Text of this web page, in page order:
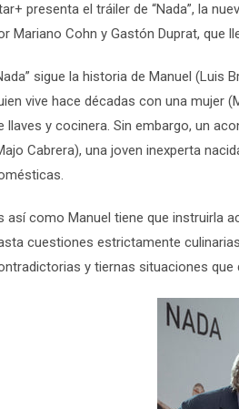
presenta el tráiler de “Nada”, la
Mariano Cohn y Gastón Duprat, que
sigue la historia de Manuel (Luis
vive hace décadas con una mujer (
llaves y cocinera. Sin embargo, un
Cabrera), una joven inexperta
así como Manuel tiene que instruirla
cuestiones estrictamente
y tiernas situaciones que